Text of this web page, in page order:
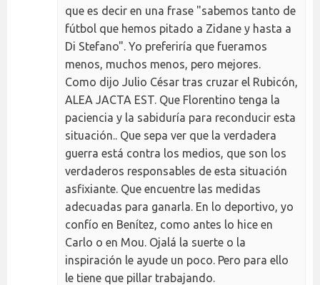
que es decir en una frase "sabemos tanto de
fútbol que hemos pitado a Zidane y hasta a
Di Stefano". Yo preferiría que fueramos
menos, muchos menos, pero mejores.
Como dijo Julio César tras cruzar el Rubicón,
ALEA JACTA EST. Que Florentino tenga la
paciencia y la sabiduría para reconducir esta
situación.. Que sepa ver que la verdadera
guerra está contra los medios, que son los
verdaderos responsables de esta situación
asfixiante. Que encuentre las medidas
adecuadas para ganarla. En lo deportivo, yo
confío en Benítez, como antes lo hice en
Carlo o en Mou. Ojalá la suerte o la
inspiración le ayude un poco. Pero para ello
le tiene que pillar trabajando.